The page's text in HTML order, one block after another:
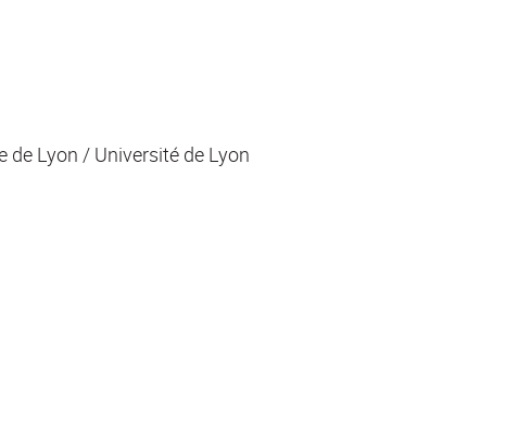
de Lyon / Université de Lyon